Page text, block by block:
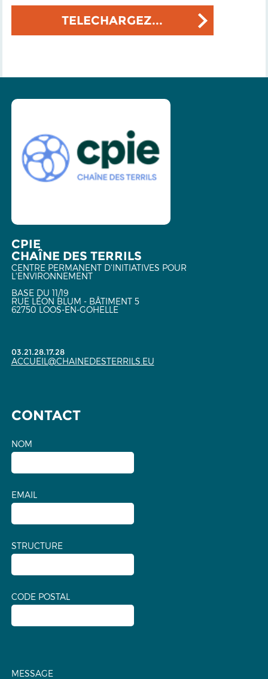
TELECHARGEZ...
CPIE
CHAÎNE DES TERRILS
CENTRE PERMANENT D'INITIATIVES POUR
L'ENVIRONNEMENT
BASE DU 11/19
RUE LÉON BLUM - BÂTIMENT 5
62750 LOOS-EN-GOHELLE
03.21.28.17.28
ACCUEIL@CHAINEDESTERRILS.EU
CONTACT
NOM
EMAIL
STRUCTURE
CODE POSTAL
MESSAGE